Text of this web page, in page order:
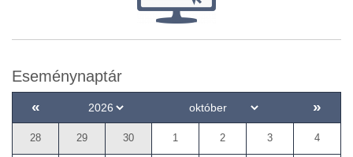
Eseménynaptár
« »
28 29 30 1 2 3 4